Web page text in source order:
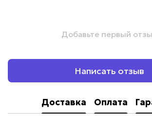
Добавьте первый
Написать отзыв
Доставка Оплата